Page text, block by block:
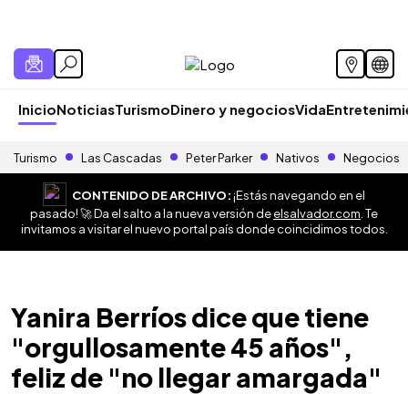
InicioNoticiasTurismoDinero y negociosVida
Turismo Las Cascadas Peter Parker Nativos Negocios
CONTENIDO DE ARCHIVO:¡Estás navegando en el
pasado! 🚀 Da el salto a la nueva versión deelsalvador.com . Te
invitamos a visitar el nuevo portal país donde coincidimos todos.
Yanira Berríos dice que tiene
"orgullosamente 45 años",
feliz de "no llegar amargada"